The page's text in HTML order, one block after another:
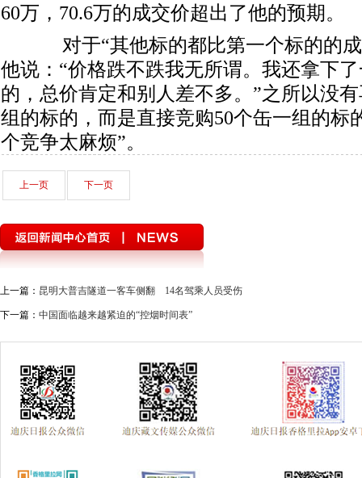
60万，70.6万的成交价超出了他的预期。
对于“其他标的都比第一个标的的成
他说：“价格跌不跌我无所谓。我还拿下
的，总价肯定和别人差不多。”之所以没
组的标的，而是直接竞购50个缶一组的标
个竞争太麻烦”。
上一页 下一页
上一篇： 昆明大普吉隧道一客车侧翻 14名驾乘人员受伤
下一篇： 中国面临越来越紧迫的“控烟时间表”